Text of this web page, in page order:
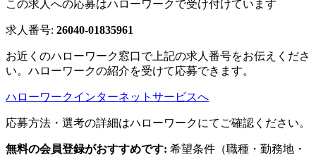
この求人への応募はハローワークで受け付けています
求人番号: 26040-01835961
お近くのハローワーク窓口で上記の求人番号をお伝えくださ
い。ハローワークの紹介を受けて応募できます。
ハローワークインターネットサービスへ
応募方法・選考の詳細はハローワークにてご確認ください。
無料の会員登録がおすすめです: 希望条件（職種・勤務地・